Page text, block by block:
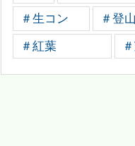
＃生コン ＃登山
＃紅葉